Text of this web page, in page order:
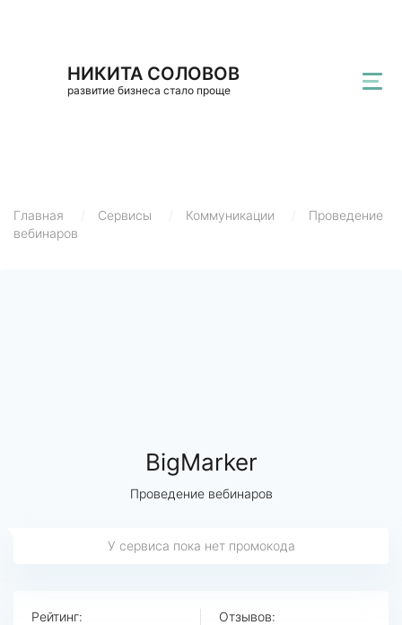
НИКИТА СОЛОВОВ
развитие бизнеса стало проще
Главная Сервисы Коммуникации
Проведение
вебинаров
BigMarker
Проведение вебинаров
У сервиса пока нет промокода
Рейтинг: Отзывов: